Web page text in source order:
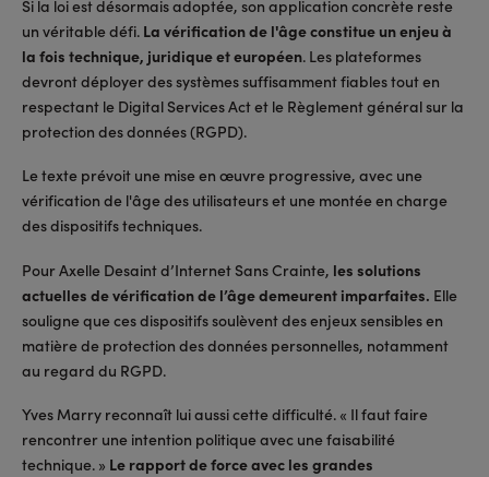
Si la loi est désormais adoptée, son application concrète reste
un véritable défi. La vérification de l'âge constitue un enjeu à
la fois technique, juridique et européen. Les plateformes
devront déployer des systèmes suffisamment fiables tout en
respectant le Digital Services Act et le Règlement général sur la
protection des données (RGPD).
Le texte prévoit une mise en œuvre progressive, avec une
vérification de l'âge des utilisateurs et une montée en charge
des dispositifs techniques.
Pour Axelle Desaint d’Internet Sans Crainte, les solutions
actuelles de vérification de l’âge demeurent imparfaites. Elle
souligne que ces dispositifs soulèvent des enjeux sensibles en
matière de protection des données personnelles, notamment
au regard du RGPD.
Yves Marry reconnaît lui aussi cette difficulté. « Il faut faire
rencontrer une intention politique avec une faisabilité
technique. » Le rapport de force avec les grandes